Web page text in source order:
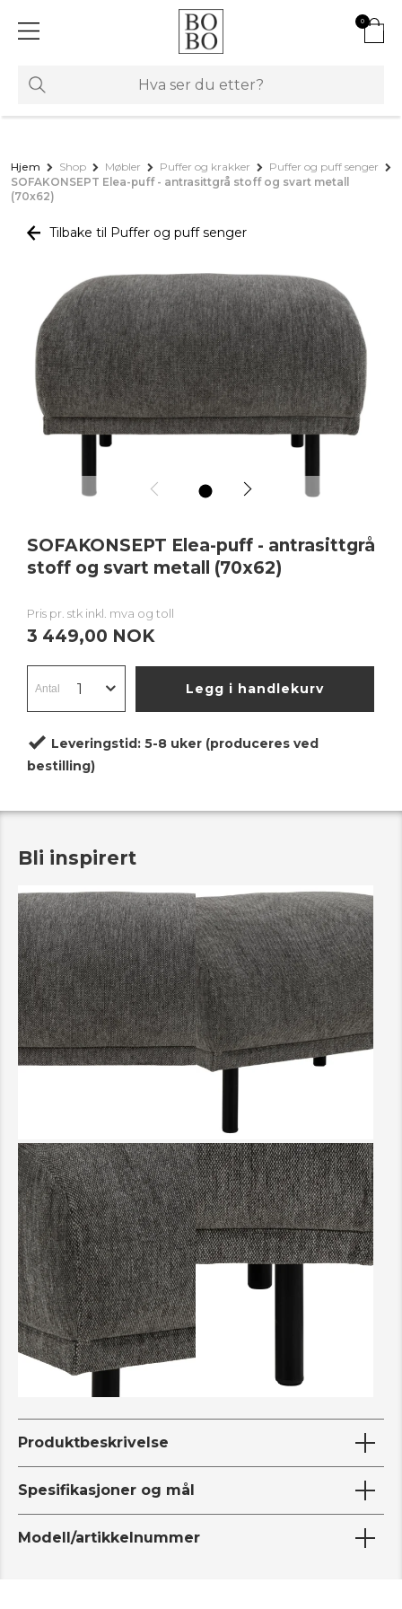
0
Hjem Shop Møbler Puffer og krakker
Puffer og puff senger
SOFAKONSEPT Elea-puff - antrasittgrå stoff og svart metall
(70x62)
Tilbake til Puffer og puff senger
1
SOFAKONSEPT Elea-puff - antrasittgrå
stoff og svart metall (70x62)
Pris pr. stk inkl. mva og toll
3 449,00 NOK
Legg i handlekurv
Leveringstid: 5-8 uker (produceres ved
bestilling)
Bli inspirert
Produktbeskrivelse
Spesifikasjoner og mål
Modell/artikkelnummer